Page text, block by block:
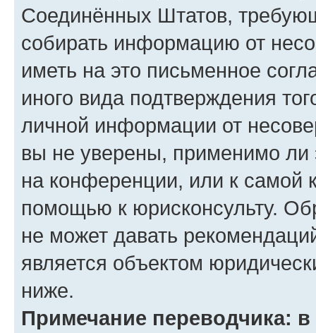
Соединённых Штатов,
собирать информацию от
иметь на это письменное
иного вида подтверждения
личной информации от
вы не уверены, применимо ли
на конференции, или к самой
помощью к юрисконсульту.
не может давать
является объектом
ниже.
Примечание переводчика: